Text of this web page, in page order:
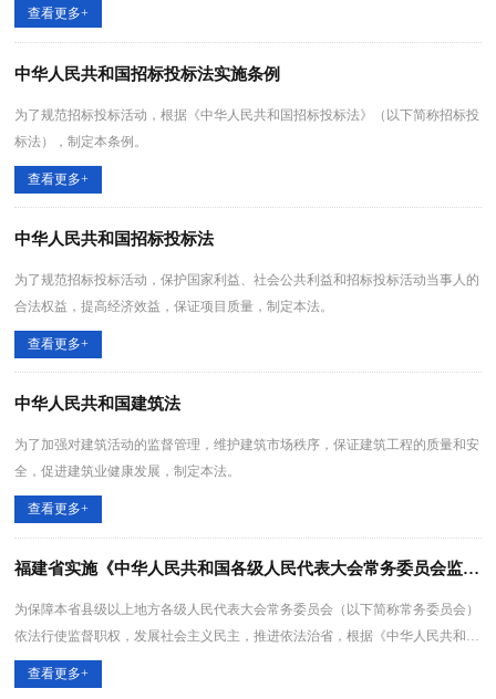
查看更多+
中华人民共和国招标投标法实施条例
为了规范招标投标活动，根据《中华人民共和国招标投标法》（以下简称招标投
标法），制定本条例。
查看更多+
中华人民共和国招标投标法
为了规范招标投标活动，保护国家利益、社会公共利益和招标投标活动当事人的
合法权益，提高经济效益，保证项目质量，制定本法。
查看更多+
中华人民共和国建筑法
为了加强对建筑活动的监督管理，维护建筑市场秩序，保证建筑工程的质量和安
全，促进建筑业健康发展，制定本法。
查看更多+
福建省实施《中华人民共和国各级人民代表大会常务委员会监督法》办法
为保障本省县级以上地方各级人民代表大会常务委员会（以下简称常务委员会）
依法行使监督职权，发展社会主义民主，推进依法治省，根据《中华人民共和国
各级人民代表大会常务委员会监督法》(以下简称监督法)等有关法律，结合本省
实际，制定本办法。
查看更多+